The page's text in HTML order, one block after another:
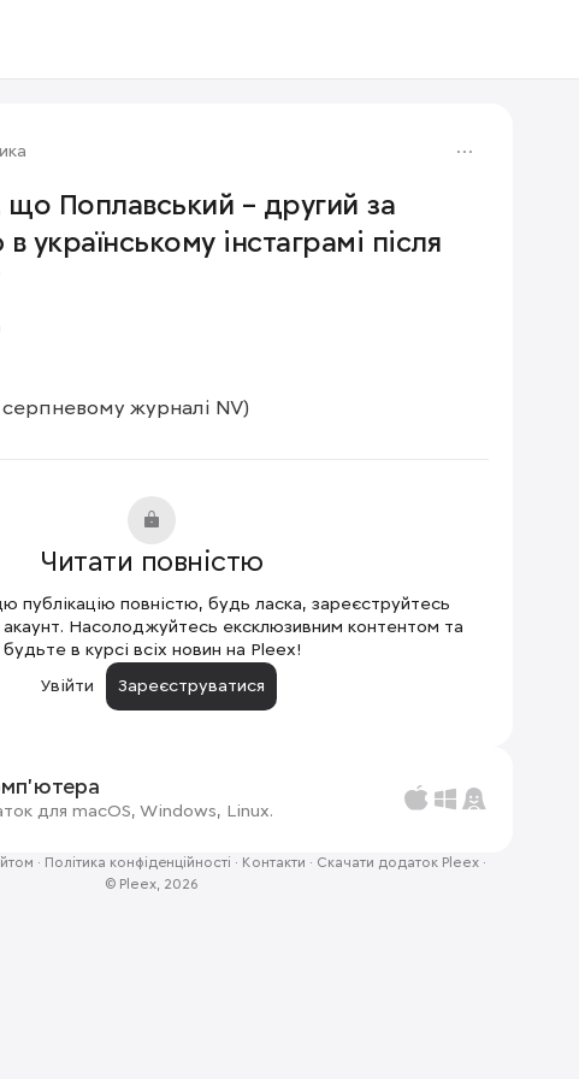
що Поплавський – другий за
українському інстаграмі після
журналі NV)
Читати повністю
публікацію повністю, будь ласка, зареєструйтесь
акаунт. Насолоджуйтесь ексклюзивним контентом та
будьте в курсі всіх новин на Pleex!
Увійти
Зареєструватися
для macOS, Windows, Linux.
· Політика конфіденційності · Контакти · Скачати додаток Pleex·
© Pleex, 2026